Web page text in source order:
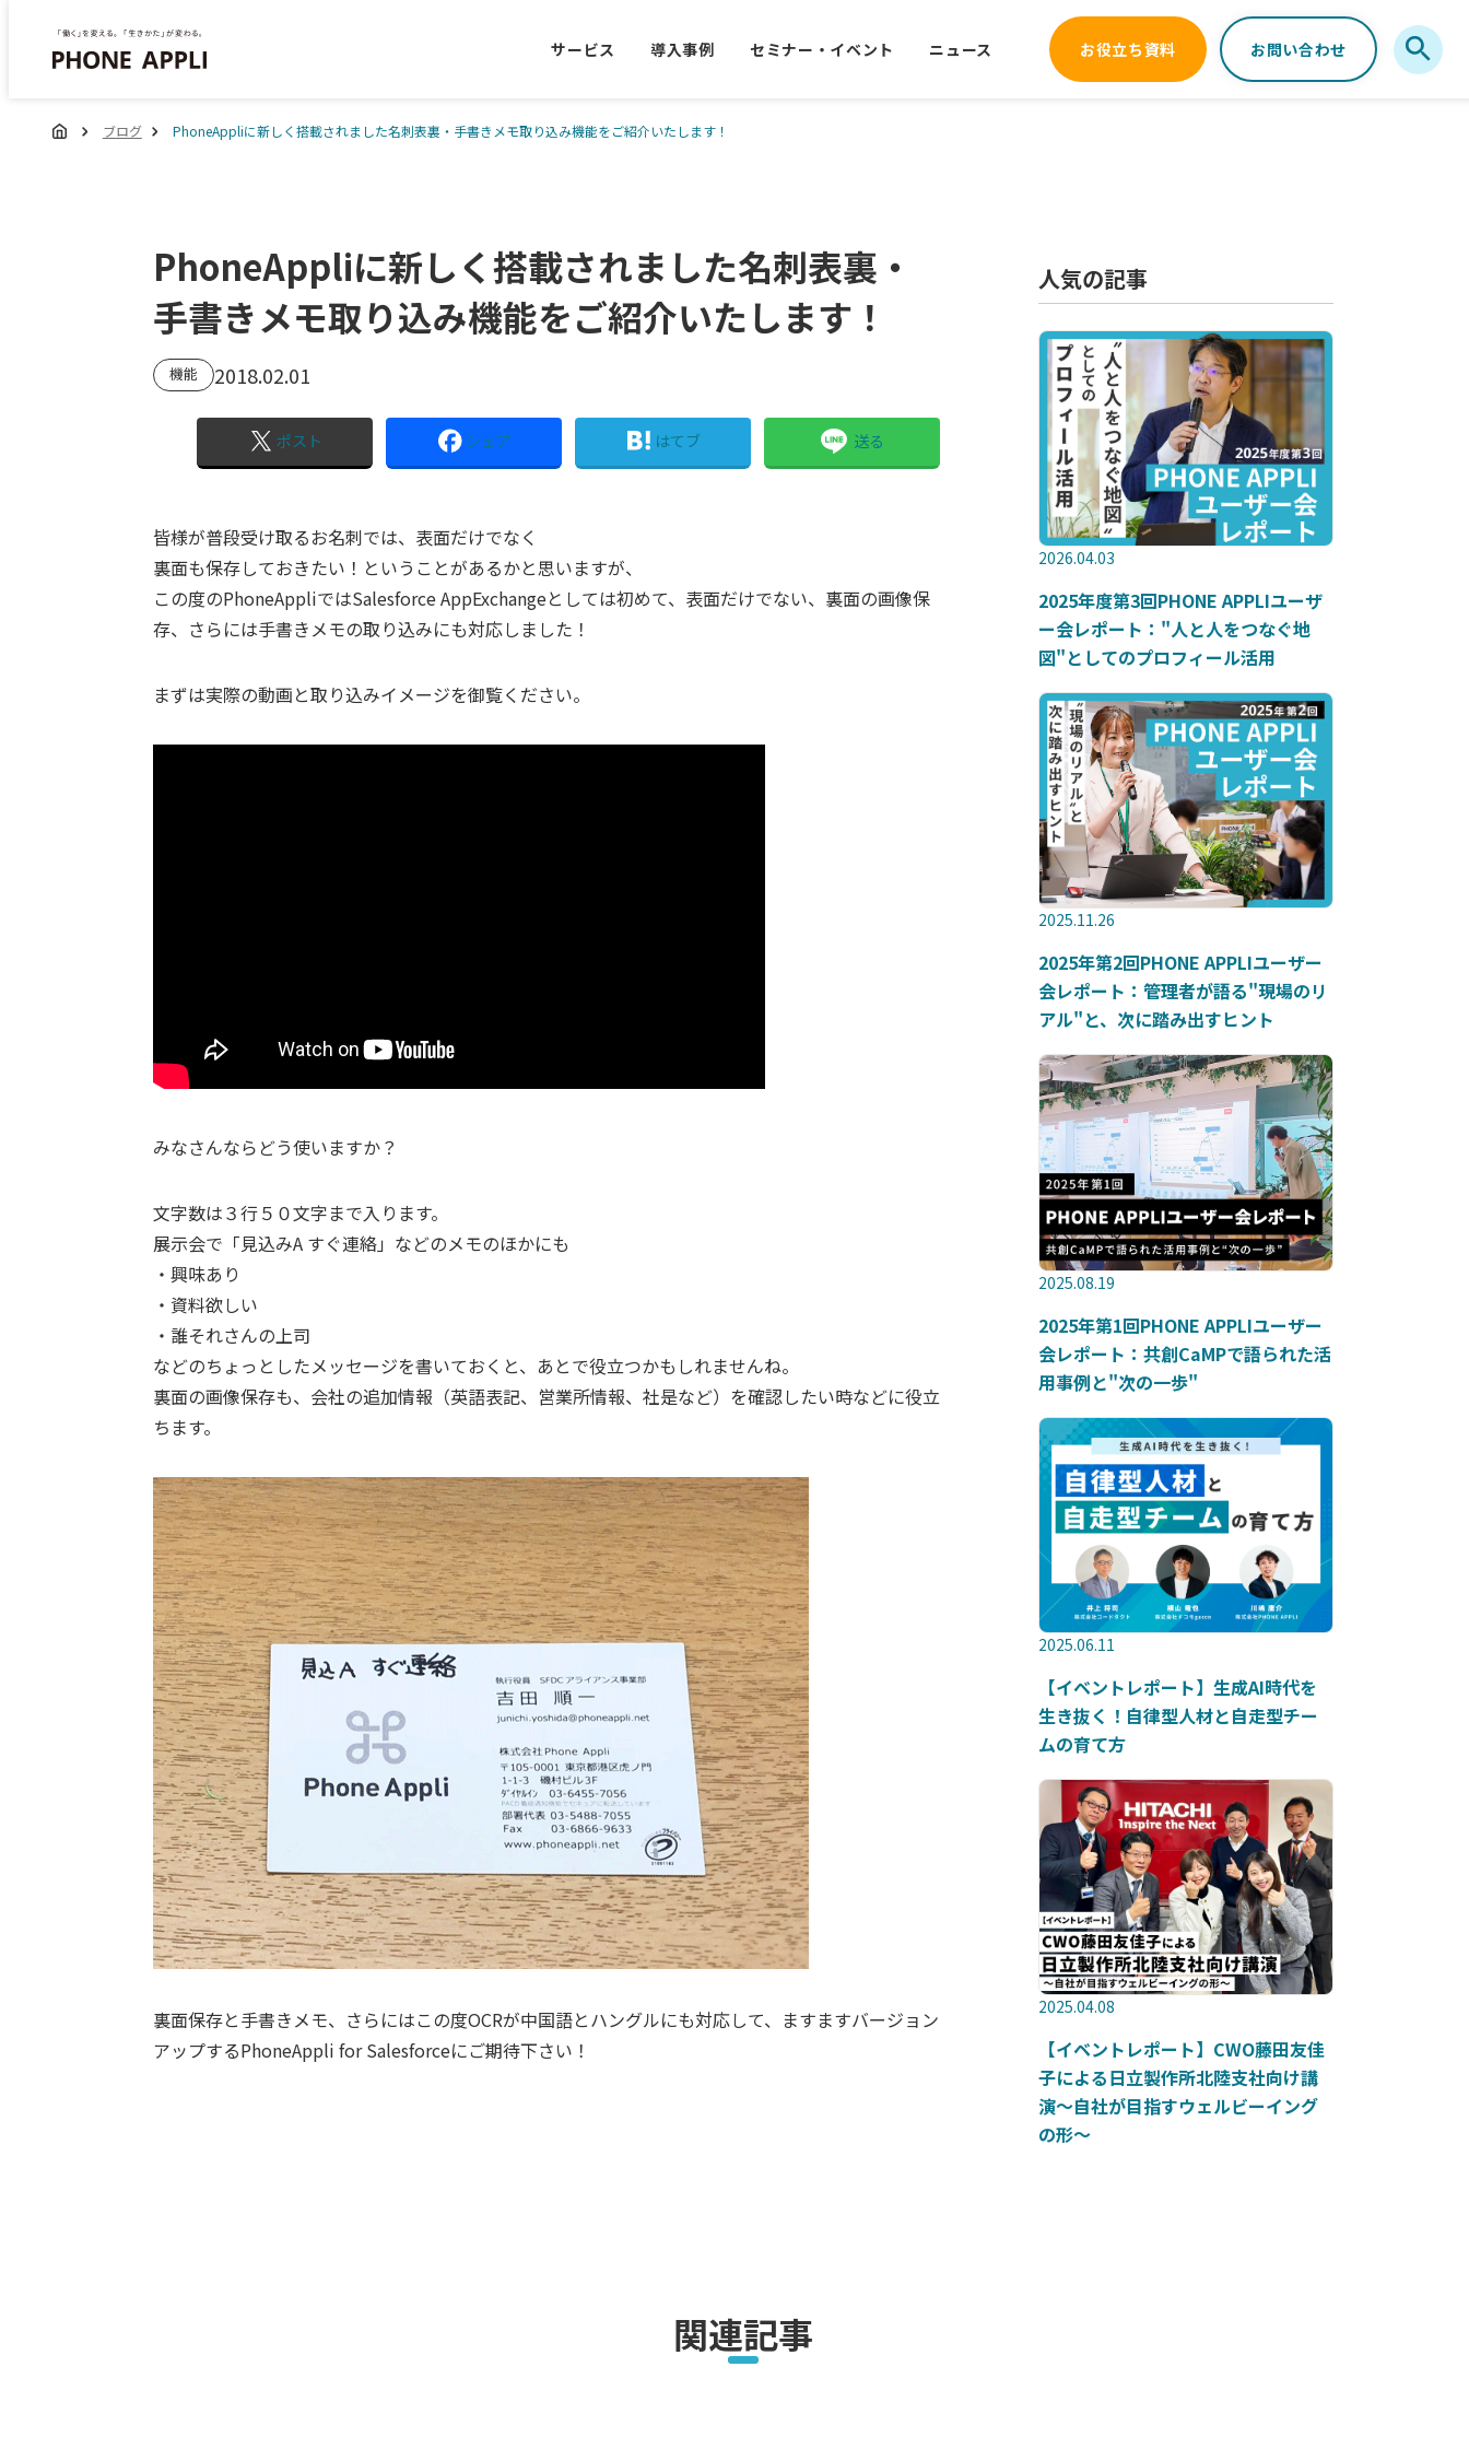
サービス 導入事例 セミナー・イベント ニュース お役立ち資料 お問い合わせ
ブログ PhoneAppliに新しく搭載されました名刺表裏・手書きメモ取り込み機能をご紹介いたします！
PhoneAppliに新しく搭載されました名刺表裏・
手書きメモ取り込み機能をご紹介いたします！
機能 2018.02.01
ポスト シェア はてブ 送る
皆様が普段受け取るお名刺では、表面だけでなく
裏面も保存しておきたい！ということがあるかと思いますが、
この度のPhoneAppliではSalesforce AppExchangeとしては初めて、表面だけでない、裏面の画像保
存、さらには手書きメモの取り込みにも対応しました！
まずは実際の動画と取り込みイメージを御覧ください。
みなさんならどう使いますか？
文字数は３行５０文字まで入ります。
展示会で「見込みA すぐ連絡」などのメモのほかにも
・興味あり
・資料欲しい
・誰それさんの上司
などのちょっとしたメッセージを書いておくと、あとで役立つかもしれませんね。
裏面の画像保存も、会社の追加情報（英語表記、営業所情報、社是など）を確認したい時などに役立
ちます。
裏面保存と手書きメモ、さらにはこの度OCRが中国語とハングルにも対応して、ますますバージョン
アップするPhoneAppli for Salesforceにご期待下さい！
関連記事
人気の記事
2026.04.03
2025年度第3回PHONE APPLIユーザ
ー会レポート："人と人をつなぐ地
図"としてのプロフィール活用
2025.11.26
2025年第2回PHONE APPLIユーザー
会レポート：管理者が語る"現場のリ
アル"と、次に踏み出すヒント
2025.08.19
2025年第1回PHONE APPLIユーザー
会レポート：共創CaMPで語られた活
用事例と"次の一歩"
2025.06.11
【イベントレポート】生成AI時代を
生き抜く！自律型人材と自走型チー
ムの育て方
2025.04.08
【イベントレポート】CWO藤田友佳
子による日立製作所北陸支社向け講
演～自社が目指すウェルビーイング
の形～